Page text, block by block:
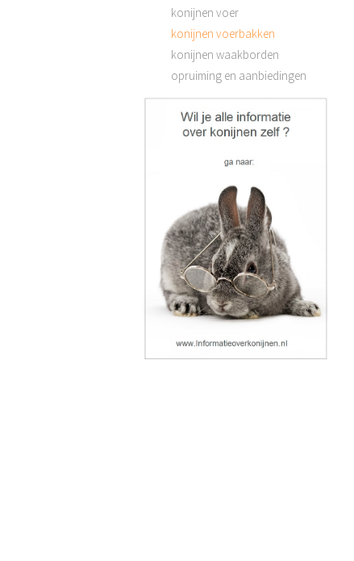
konijnen voer
konijnen voerbakken
konijnen waakborden
opruiming en aanbiedingen